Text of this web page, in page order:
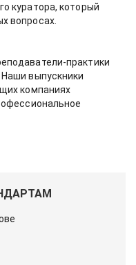
куратора, который
вопросах.
практики
выпускники
компаниях